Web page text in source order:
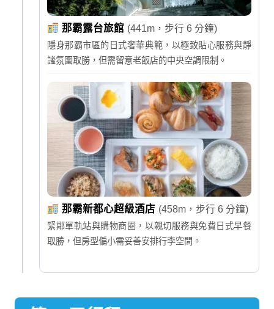
那霸露台旅館 (441m，步行 6 分鐘)
隱身那霸市區的日式奢華典範，以極致貼心服務與靜
謐氛圍取勝，但需留意老飯店的中央空調限制。
那霸新都心超級酒店 (458m，步行 6 分鐘)
緊鄰單軌站與購物商圈，以親切服務與免費日式早餐
取勝，但房型偏小需妥善安排行李空間。